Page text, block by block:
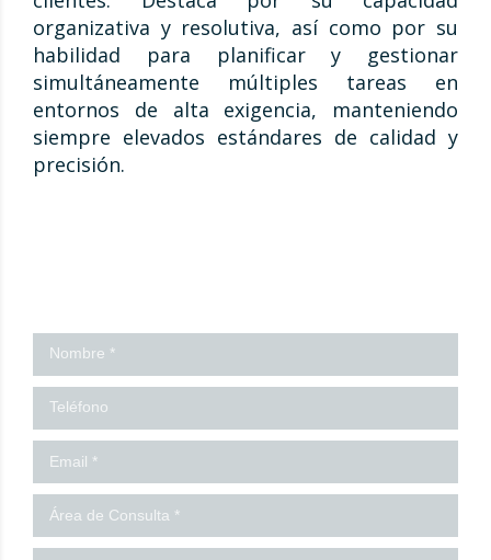
organizativa y resolutiva, así como por su
habilidad para planificar y gestionar
simultáneamente múltiples tareas en
entornos de alta exigencia, manteniendo
siempre elevados estándares de calidad y
precisión.
¡Contáctanos!